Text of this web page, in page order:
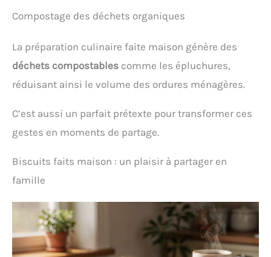
Compostage des déchets organiques
La préparation culinaire faite maison génère des
déchets compostables comme les épluchures,
réduisant ainsi le volume des ordures ménagères.
C’est aussi un parfait prétexte pour transformer ces
gestes en moments de partage.
Biscuits faits maison : un plaisir à partager en
famille